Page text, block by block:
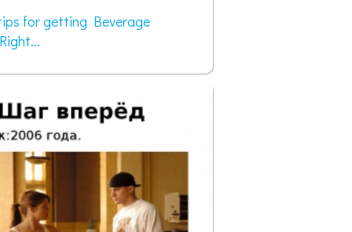
for getting Beverage